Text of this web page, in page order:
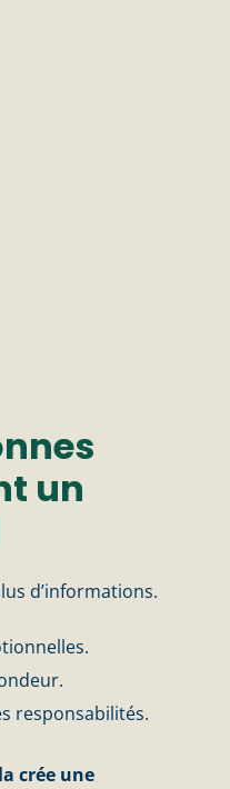
un
d’informations.
responsabilités.
crée une